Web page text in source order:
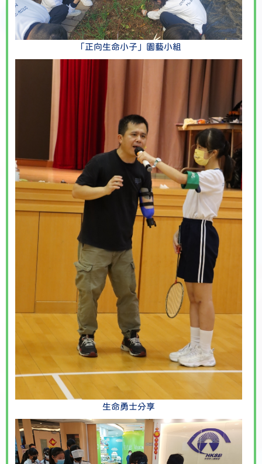
「正向生命小子」園藝小組
生命勇士分享